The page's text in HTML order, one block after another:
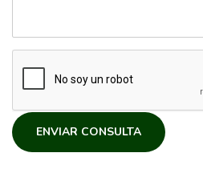
ENVIAR CONSULTA